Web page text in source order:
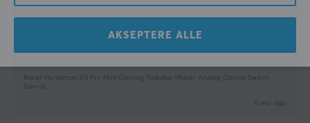
Belysning
RGB (16.8 m)
Verifisert kjøper
Level 5
Cringey Scout
Razer Huntsman V3 Pro Mini Gaming Tastatur [Razer Analog Optical Switch
Gen-2]
6 mo. ago
AKSEPTERE ALLE